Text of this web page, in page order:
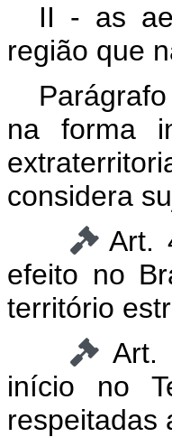
II - as
região que
na forma
considera
Art.
efeito no
território
Art.
início no
respeitadas